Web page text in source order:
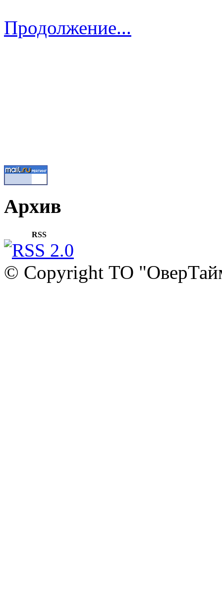
Продолжение...
Архив
RSS
© Copyright ТО